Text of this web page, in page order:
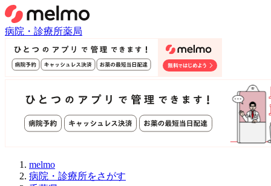
病院・診療所薬局
melmo
病院・診療所をさがす